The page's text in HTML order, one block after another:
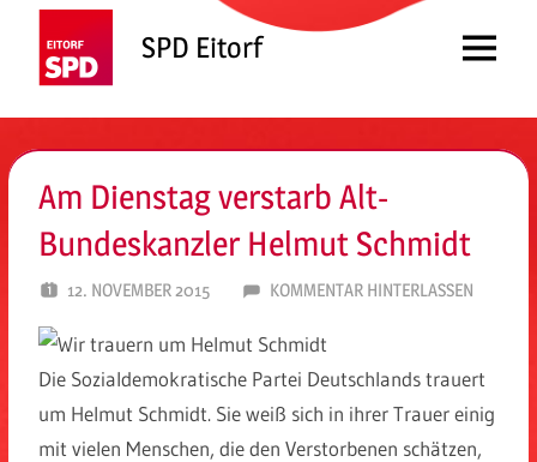
springen
SPD Eitorf Menü
Am Dienstag verstarb Alt-
Bundeskanzler Helmut Schmidt
12. NOVEMBER 2015 SPD EITORF
KOMMENTAR HINTERLASSEN
Die Sozialdemokratische Partei Deutschlands trauert
um Helmut Schmidt. Sie weiß sich in ihrer Trauer einig
mit vielen Menschen, die den Verstorbenen schätzen,